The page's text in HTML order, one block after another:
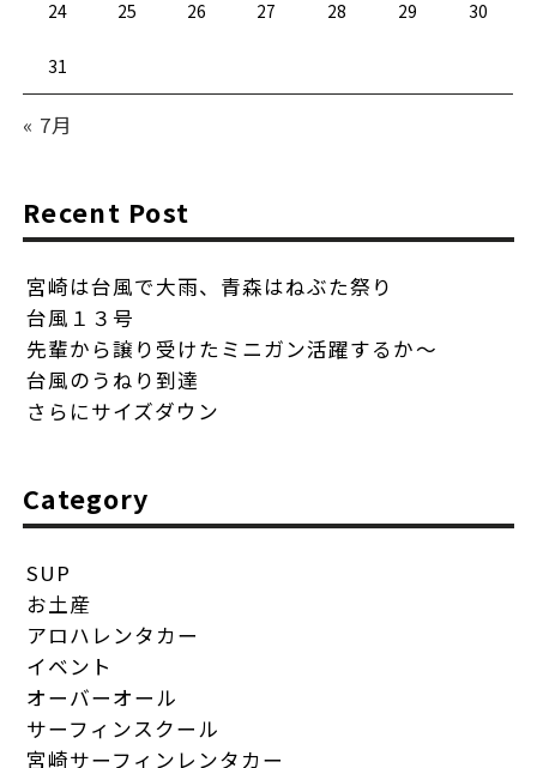
24 25 26 27 28 29 30
31
« 7月
Recent Post
宮崎は台風で大雨、青森はねぶた祭り
台風１３号
先輩から譲り受けたミニガン活躍するか〜
台風のうねり到達
さらにサイズダウン
Category
SUP
お土産
アロハレンタカー
イベント
オーバーオール
サーフィンスクール
宮崎サーフィンレンタカー